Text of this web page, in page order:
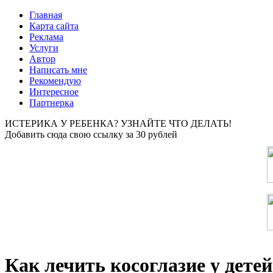
Главная
Карта сайта
Реклама
Услуги
Автор
Написать мне
Рекомендую
Интересное
Партнерка
ИСТЕРИКА У РЕБЕНКА? УЗНАЙТЕ ЧТО ДЕЛАТЬ!
Добавить сюда свою ссылку за 30 рублей
Как лечить косоглазие у